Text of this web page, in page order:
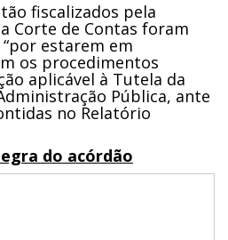
fiscalizados pela
Corte de Contas foram
estarem em
os procedimentos
aplicável à Tutela da
Pública, ante
no Relatório
do acórdão